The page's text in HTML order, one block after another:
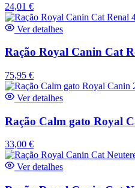
24,01 €
Ver detalhes
Ração Royal Canin Cat
75,95 €
Ver detalhes
Ração Calm gato Royal
33,00 €
Ver detalhes